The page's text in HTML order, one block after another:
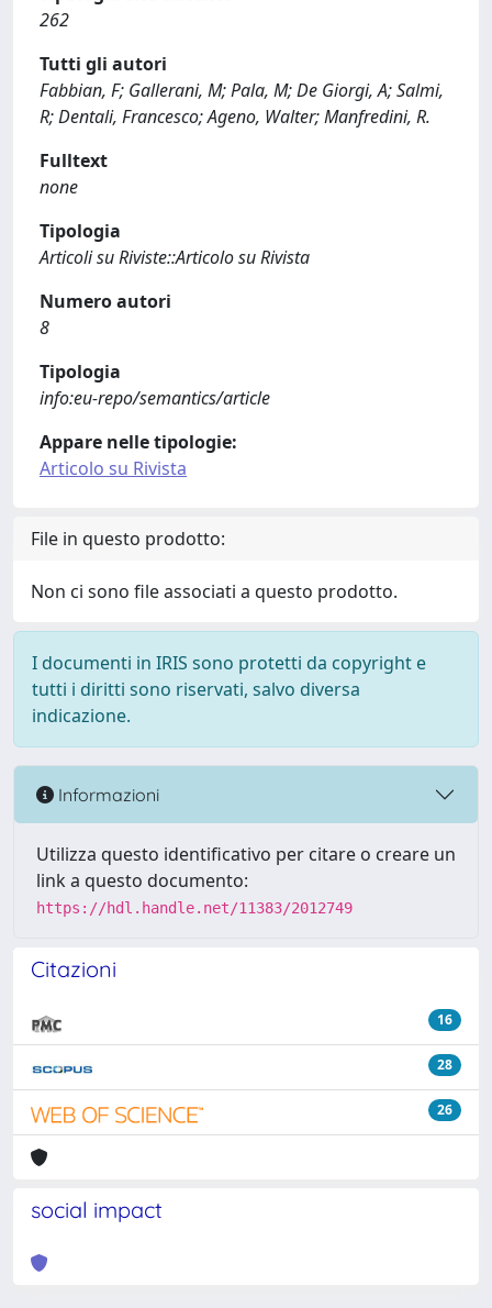
262
Tutti gli autori
Fabbian, F; Gallerani, M; Pala, M; De Giorgi, A; Salmi,
R; Dentali, Francesco; Ageno, Walter; Manfredini, R.
Fulltext
none
Tipologia
Articoli su Riviste::Articolo su Rivista
Numero autori
8
Tipologia
info:eu-repo/semantics/article
Appare nelle tipologie:
Articolo su Rivista
File in questo prodotto:
Non ci sono file associati a questo prodotto.
I documenti in IRIS sono protetti da copyright e
tutti i diritti sono riservati, salvo diversa
indicazione.
Informazioni
Utilizza questo identificativo per citare o creare un
link a questo documento:
https://hdl.handle.net/11383/2012749
Citazioni
16
28
26
social impact